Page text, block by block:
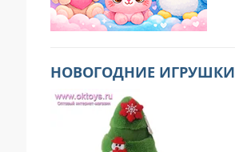
НОВОГОДНИЕ ИГРУШКИ